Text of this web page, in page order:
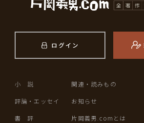
ログイン
小 説
評論・エッセイ
書 評
関連・読みもの
お知らせ
片岡義男.comとは